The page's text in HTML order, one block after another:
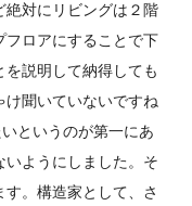
絶対にリビングは２階
フロアにすることで下
説明して納得しても
け聞いていないですね
というのが第一にあ
いようにしました。そ
。構造家として、さ